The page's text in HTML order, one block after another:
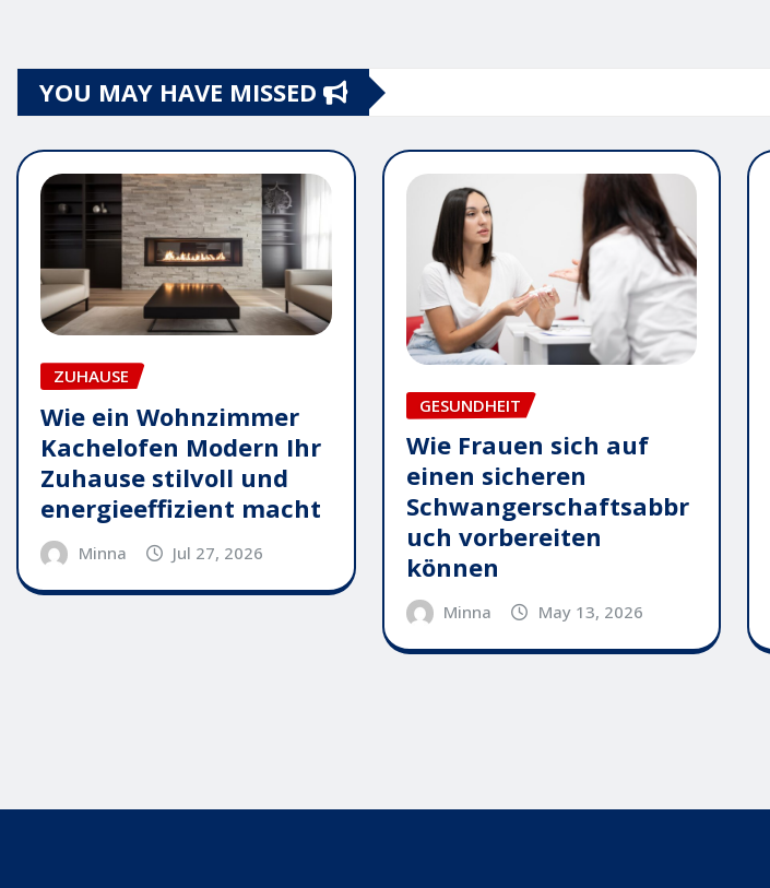
YOU MAY HAVE MISSED
ZUHAUSE
Wie ein Wohnzimmer
Kachelofen Modern Ihr
Zuhause stilvoll und
energieeffizient macht
Minna Jul 27, 2026
GESUNDHEIT
Wie Frauen sich auf
einen sicheren
Schwangerschaftsabbr
uch vorbereiten
können
Minna May 13, 2026